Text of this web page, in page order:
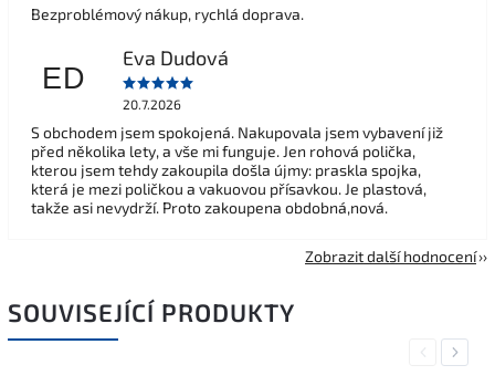
Bezproblémový nákup, rychlá doprava.
ED
Eva Dudová
20.7.2026
S obchodem jsem spokojená. Nakupovala jsem vybavení již
před několika lety, a vše mi funguje. Jen rohová polička,
kterou jsem tehdy zakoupila došla újmy: praskla spojka,
která je mezi poličkou a vakuovou přísavkou. Je plastová,
takže asi nevydrží. Proto zakoupena obdobná,nová.
Zobrazit další hodnocení
SOUVISEJÍCÍ PRODUKTY
Previous
Next